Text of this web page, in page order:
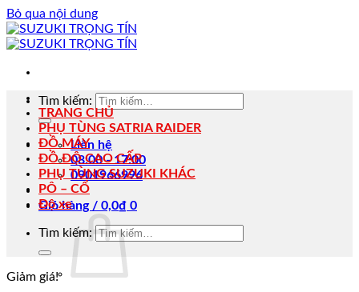
Bỏ qua nội dung
Tìm kiếm:
Liên hệ
08:00 - 17:00
0901966996
Giỏ hàng / 0,0₫ 0
TRANG CHỦ
PHỤ TÙNG SATRIA RAIDER
ĐỒ MÁY
ĐỒ ĐỘ CAO CẤP
PHỤ TÙNG SUZUKI KHÁC
PÔ – CỔ
Độ xe
Tìm kiếm:
Giảm giá!